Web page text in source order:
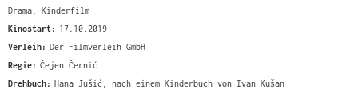
Drama, Kinderfilm
Kinostart: 17.10.2019
Verleih: Der Filmverleih GmbH
Regie: Čejen Černić
Drehbuch: Hana Jušić, nach einem Kinderbuch von Ivan Kušan